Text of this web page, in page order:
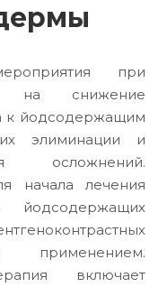
при
на снижение
к йодсодержащим
элиминации и
осложнений.
начала лечения
йодсодержащих
включает